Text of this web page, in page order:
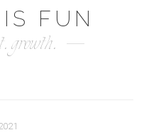
FUN
growth.
Navigation